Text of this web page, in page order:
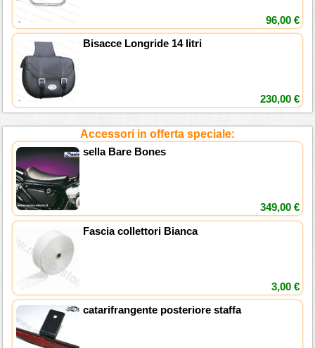
96,00 €
Bisacce Longride 14 litri
230,00 €
Accessori in offerta speciale:
sella Bare Bones
349,00 €
Fascia collettori Bianca
3,00 €
catarifrangente posteriore staffa